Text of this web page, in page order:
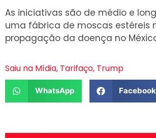
As iniciativas são de médio e
uma fábrica de moscas estéreis
propagação da doença no
Saiu na Mídia, Tarifaço, Trump
WhatsApp Facebook